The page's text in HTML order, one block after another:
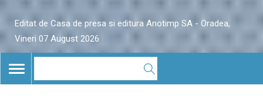
Editat de Casa de presa si editura Anotimp SA - Oradea,
Vineri 07 August 2026
TOGGLE
NAVIGATION